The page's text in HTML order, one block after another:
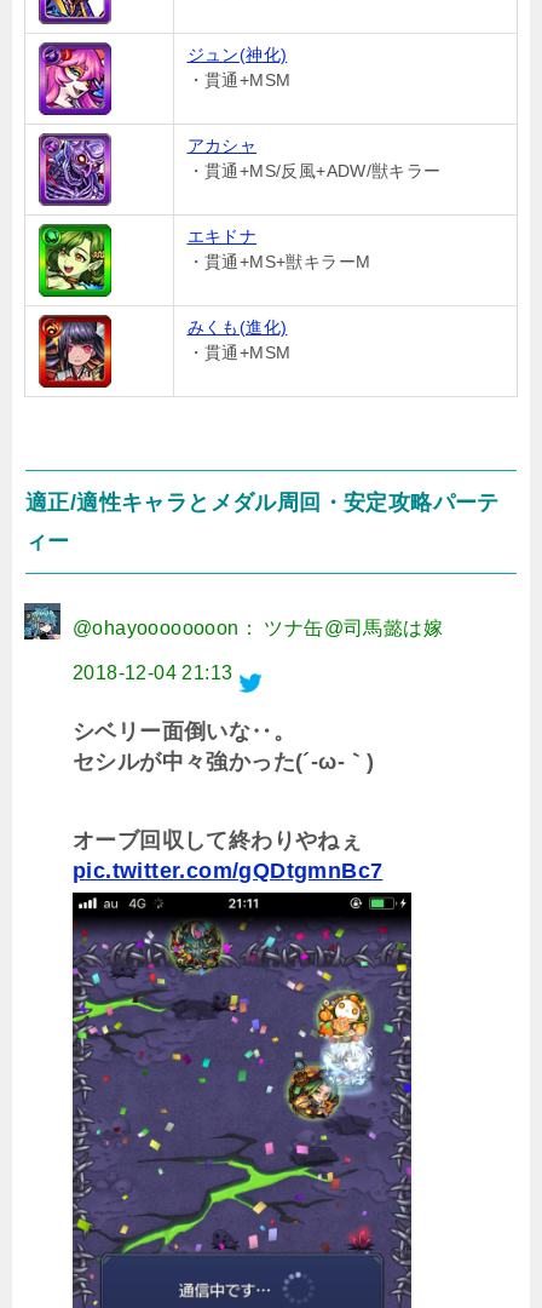
ジュン(神化)
・貫通+MSM
アカシャ
・貫通+MS/反風+ADW/獣キラー
エキドナ
・貫通+MS+獣キラーM
みくも(進化)
・貫通+MSM
適正/適性キャラとメダル周回・安定攻略パーテ
ィー
@ohayoooooooon： ツナ缶@司馬懿は嫁
2018-12-04 21:13
シベリー面倒いな‥。
セシルが中々強かった(´-ω-｀)
オーブ回収して終わりやねぇ
pic.twitter.com/gQDtgmnBc7